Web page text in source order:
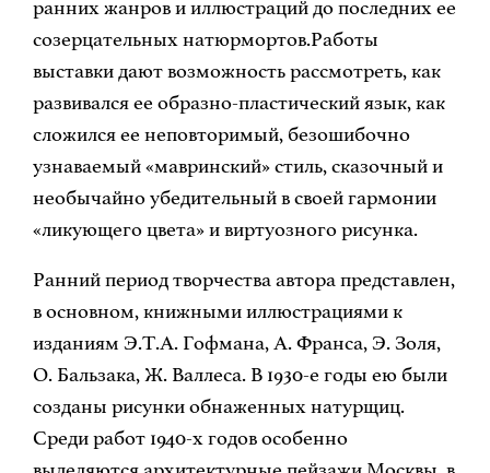
ранних жанров и иллюстраций до последних ее
созерцательных натюрмортов.Работы
выставки дают возможность рассмотреть, как
развивался ее образно-пластический язык, как
сложился ее неповторимый, безошибочно
узнаваемый «мавринский» стиль, сказочный и
необычайно убедительный в своей гармонии
«ликующего цвета» и виртуозного рисунка.
Ранний период творчества автора представлен,
в основном, книжными иллюстрациями к
изданиям Э.Т.А. Гофмана, А. Франса, Э. Золя,
О. Бальзака, Ж. Валлеса. В 1930-е годы ею были
созданы рисунки обнаженных натурщиц.
Среди работ 1940-х годов особенно